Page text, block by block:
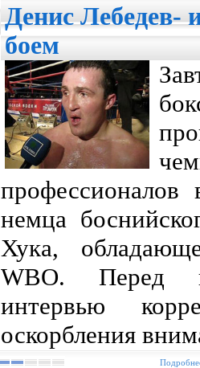
Денис Лебедев-
боем
немца
Хука,
WBO. Перед
интервью
оскорбления